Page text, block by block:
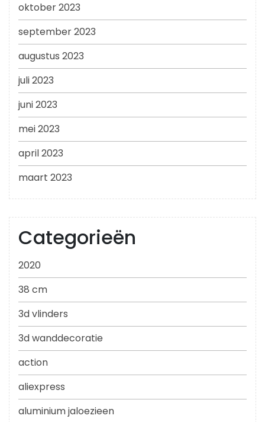
oktober 2023
september 2023
augustus 2023
juli 2023
juni 2023
mei 2023
april 2023
maart 2023
Categorieën
2020
38 cm
3d vlinders
3d wanddecoratie
action
aliexpress
aluminium jaloezieen